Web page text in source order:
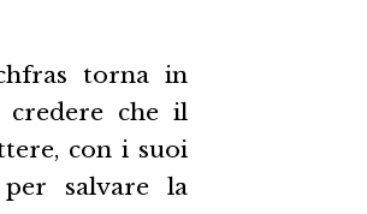
torna in
credere che il
con i suoi
salvare la